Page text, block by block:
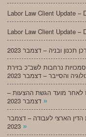
Labor Law Client Update –
Labor Law Client Update –
סמכויות נרחבות לשב”כ בזירת
לאחר מועד הגשת ההצעות –
»
הארצי לעבודה – דצמבר
»